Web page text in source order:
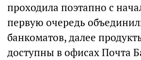
проходила поэтапно с
первую очередь
банкоматов, далее
доступны в офисах Почта